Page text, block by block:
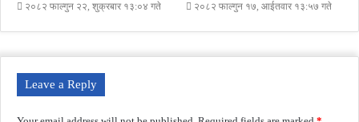
२०८२ फाल्गुन २२, शुक्रबार १३:०४ गते २०८२ फाल्गुन १७, आईतवार १३:५७ गते
Leave a Reply